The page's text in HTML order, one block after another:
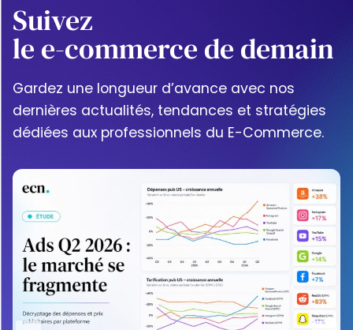
Suivez
le e-commerce de demain
Gardez une longueur d’avance avec nos
dernières actualités, tendances et stratégies
dédiées aux professionnels du E-Commerce.